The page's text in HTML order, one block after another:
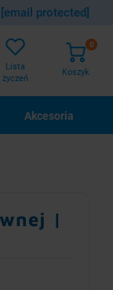
[email protected]
Lista
życzeń
Koszyk
0
Akcesoria
|